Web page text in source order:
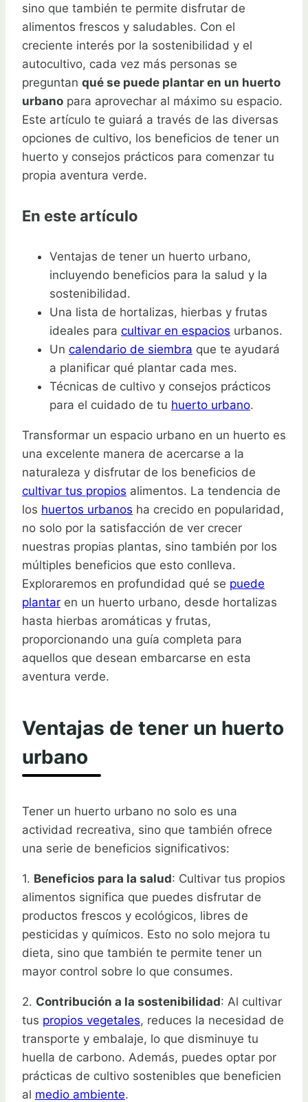
sino que también te permite disfrutar de
alimentos frescos y saludables. Con el
creciente interés por la sostenibilidad y el
autocultivo, cada vez más personas se
preguntan qué se puede plantar en un huerto
urbano para aprovechar al máximo su espacio.
Este artículo te guiará a través de las diversas
opciones de cultivo, los beneficios de tener un
huerto y consejos prácticos para comenzar tu
propia aventura verde.
En este artículo
Ventajas de tener un huerto urbano,
incluyendo beneficios para la salud y la
sostenibilidad.
Una lista de hortalizas, hierbas y frutas
ideales para cultivar en espacios urbanos.
Un calendario de siembra que te ayudará
a planificar qué plantar cada mes.
Técnicas de cultivo y consejos prácticos
para el cuidado de tu huerto urbano.
Transformar un espacio urbano en un huerto es
una excelente manera de acercarse a la
naturaleza y disfrutar de los beneficios de
cultivar tus propios alimentos. La tendencia de
los huertos urbanos ha crecido en popularidad,
no solo por la satisfacción de ver crecer
nuestras propias plantas, sino también por los
múltiples beneficios que esto conlleva.
Exploraremos en profundidad qué se puede
plantar en un huerto urbano, desde hortalizas
hasta hierbas aromáticas y frutas,
proporcionando una guía completa para
aquellos que desean embarcarse en esta
aventura verde.
Ventajas de tener un huerto
urbano
Tener un huerto urbano no solo es una
actividad recreativa, sino que también ofrece
una serie de beneficios significativos:
1. Beneficios para la salud: Cultivar tus propios
alimentos significa que puedes disfrutar de
productos frescos y ecológicos, libres de
pesticidas y químicos. Esto no solo mejora tu
dieta, sino que también te permite tener un
mayor control sobre lo que consumes.
2. Contribución a la sostenibilidad: Al cultivar
tus propios vegetales, reduces la necesidad de
transporte y embalaje, lo que disminuye tu
huella de carbono. Además, puedes optar por
prácticas de cultivo sostenibles que beneficien
al medio ambiente.